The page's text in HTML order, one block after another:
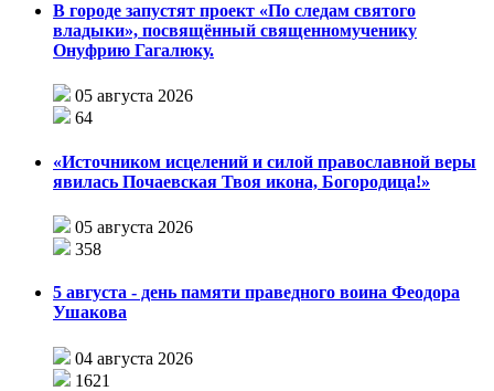
В городе запустят проект «По следам святого
владыки», посвящённый священномученику
Онуфрию Гагалюку.
05 августа 2026
64
«Источником исцелений и силой православной веры
явилась Почаевская Твоя икона, Богородица!»
05 августа 2026
358
5 августа - день памяти праведного воина Феодора
Ушакова
04 августа 2026
1621